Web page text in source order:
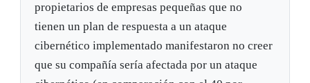
propietarios de empresas pequeñas que no
tienen un plan de respuesta a un ataque
cibernético implementado manifestaron no creer
que su compañía sería afectada por un ataque